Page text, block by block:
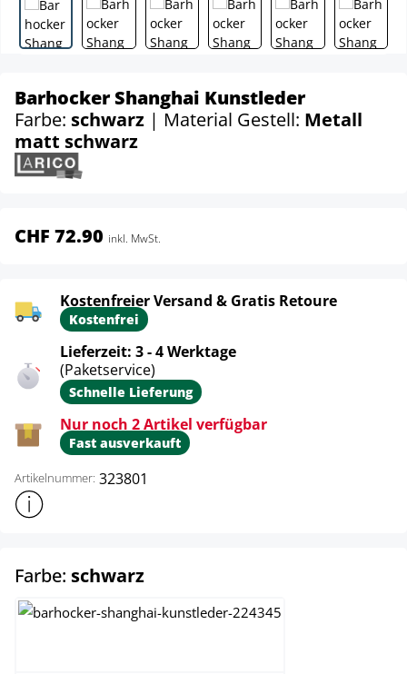
Barhocker Shanghai Kunstleder
Farbe: schwarz | Material Gestell: Metall
matt schwarz
CHF 72.90 inkl. MwSt.
Kostenfreier Versand & Gratis Retoure
Kostenfrei
Lieferzeit: 3 - 4 Werktage
(Paketservice)
Schnelle Lieferung
Nur noch 2 Artikel verfügbar
Fast ausverkauft
Artikelnummer: 323801
Weitere Produktinformationen anzeigen
Farbe: schwarzauswählen